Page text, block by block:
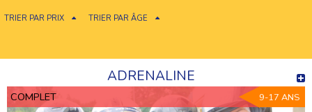
TRIER PAR PRIX TRIER PAR ÂGE
ADRENALINE
COMPLET 9-17 ANS